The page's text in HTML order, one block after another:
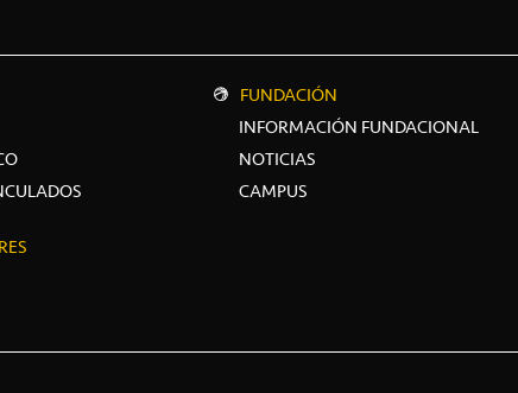
FUNDACIÓN
INFORMACIÓN FUNDACIONAL
NOTICIAS
CAMPUS